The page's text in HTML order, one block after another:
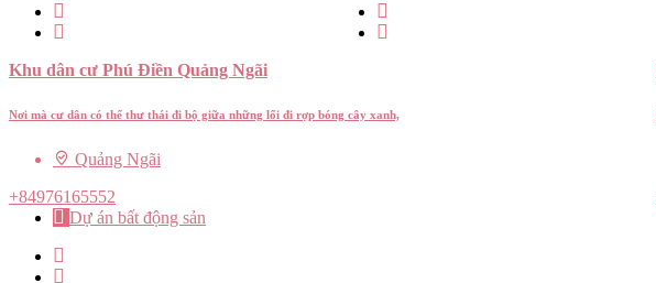
Khu dân cư Phú Điền Quảng Ngãi
Nơi mà cư dân có thể thư thái đi bộ giữa những lối đi rợp bóng cây xanh,
Quảng Ngãi
+84976165552
Dự án bất động sản